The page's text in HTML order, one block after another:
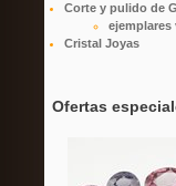
Corte y pulido de
ejemplares
Cristal Joyas
Ofertas